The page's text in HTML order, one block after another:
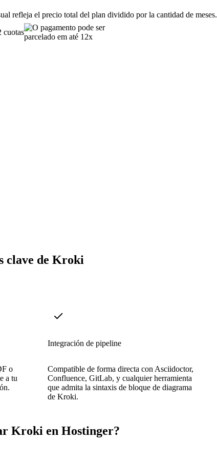
refleja el precio total del plan dividido por la cantidad de meses.
cuotas
clave de Kroki
o
a tu
Integración de pipeline
Compatible de forma directa con Asciidoctor,
Confluence, GitLab, y cualquier herramienta
que admita la sintaxis de bloque de diagrama
de Kroki.
Kroki en Hostinger?